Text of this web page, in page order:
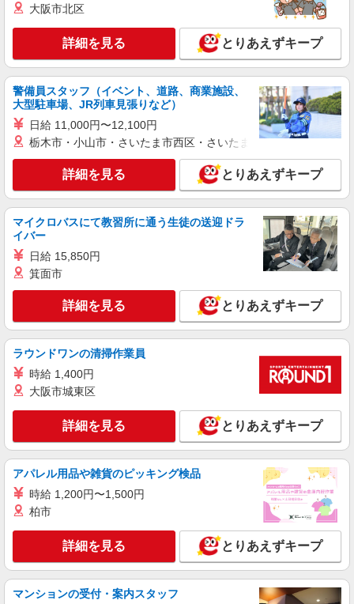
ニッセイ・ウェルス生命保険株式会社
生命保険会社の事務職
月給626,800円〜867,000円 年収 9,590,100円
〜13,941,400円(業績賞与・残業代含む) （賞与 年
2回/6月、12月支給） ※前職の給与を考慮し、経
験・能力に応じて決定します。 ※「管理監督者」
に該当するため、時間外・休日労働に対する割増
賃金の支給対象外となります。 【給与更改】年1
回(7月) 【賃金形態】月給制
東京都品川区大崎2-1-1 Think Park Tower （変
更の範囲）会社の定める事業所（在宅勤務を行う
場所を含む）
キープ 詳細を見る
ニッセイ・ウェルス生命保険株式会社
生命保険会社の事務職
月給597,900円〜701,899円(残業代別) 年収
9,000,000円 〜10,500,000円 （賞与 年2回/6月、
応じて決定します。 ※ラインを持たない管理職と
「管理監督者」に該当するため、時間外・休日労
働に対する割増賃金の支給対象外となります。
【給与更改】年1回(7月) 【賃金形態】月給制
東京都品川区大崎2-1-1 Think Park Tower （変
更の範囲）会社の定める事業所（在宅勤務を行う
キープ 詳細を見る
アルバイト パート 職業紹介
株式会社フルキャスト東京支社/EA0401G-10W
カンタン事務・データ入力スタッフ
時給1600円〜1800円（22:00〜翌5:00の深夜手
東京都品川区
キープ 詳細を見る
アルバイト パート 職業紹介
株式会社フルキャスト東京支社/EA0401G-10O
カンタン軽作業スタッフ（仕分け・シール貼り
など）
時給1600円〜1800円（22:00〜翌5:00の深夜手
当で時給UP） ※給与幅は経験・能力による
東京都品川区
大阪市北区
詳細を見る とりあえずキープ
警備員スタッフ（イベント、道路、商業施設、
大型駐車場、JR列車見張りなど）
日給 11,000円〜12,100円
栃木市・小山市・さいたま市西区・さいたま市岩槻区・久喜市・
詳細を見る とりあえずキープ
マイクロバスにて教習所に通う生徒の送迎ドラ
イバー
日給 15,850円
箕面市
詳細を見る とりあえずキープ
ラウンドワンの清掃作業員
時給 1,400円
大阪市城東区
詳細を見る とりあえずキープ
アパレル用品や雑貨のピッキング検品
時給 1,200円〜1,500円
柏市
詳細を見る とりあえずキープ
マンションの受付・案内スタッフ